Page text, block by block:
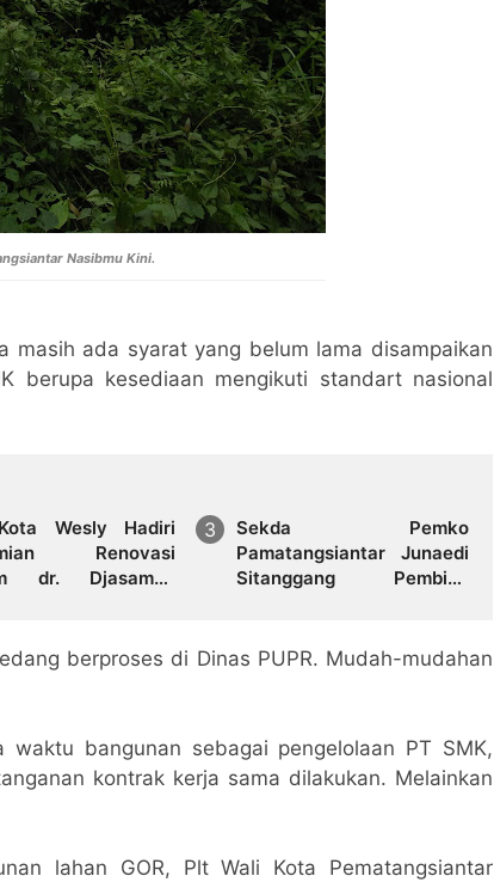
Nasibmu Kini.
masih ada syarat yang belum lama disampaikan
berupa kesediaan mengikuti standart nasional
Wesly Hadiri
Renovasi
dr. Djasamen
Tokoh Bangsa
Sekda Pemko
Pamatangsiantar Junaedi
Sitanggang Pembina
berproses di Dinas PUPR. Mudah-mudahan
bangunan sebagai pengelolaan PT SMK,
kontrak kerja sama dilakukan. Melainkan
lahan GOR, Plt Wali Kota Pematangsiantar